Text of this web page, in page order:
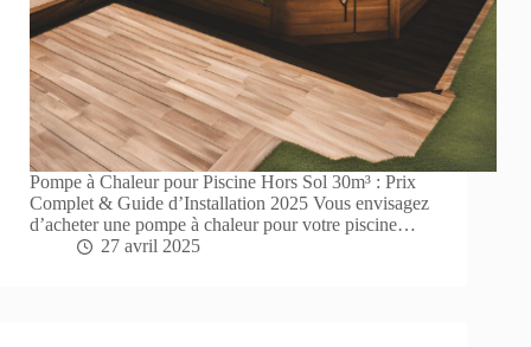
Pompe à Chaleur pour Piscine Hors Sol 30m³ : Prix
Complet & Guide d’Installation 2025 Vous envisagez
d’acheter une pompe à chaleur pour votre piscine…
27 avril 2025